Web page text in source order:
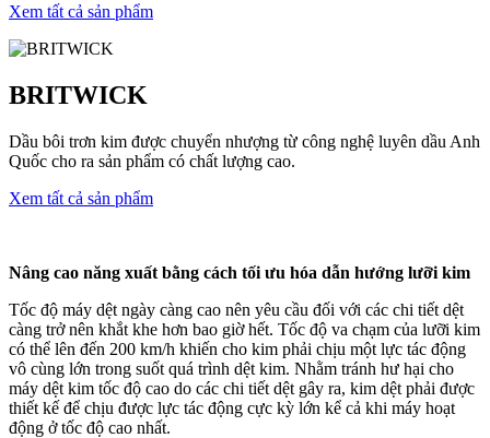
Xem tất cả sản phẩm
BRITWICK
Dầu bôi trơn kim được chuyển nhượng từ công nghệ luyên dầu Anh
Quốc cho ra sản phẩm có chất lượng cao.
Xem tất cả sản phẩm
Nâng cao năng xuất bằng cách tối ưu hóa dẫn hướng lưỡi kim
Tốc độ máy dệt ngày càng cao nên yêu cầu đối với các chi tiết dệt
càng trở nên khắt khe hơn bao giờ hết. Tốc độ va chạm của lưỡi kim
có thể lên đến 200 km/h khiến cho kim phải chịu một lực tác động
vô cùng lớn trong suốt quá trình dệt kim. Nhằm tránh hư hại cho
máy dệt kim tốc độ cao do các chi tiết dệt gây ra, kim dệt phải được
thiết kế để chịu được lực tác động cực kỳ lớn kể cả khi máy hoạt
động ở tốc độ cao nhất.